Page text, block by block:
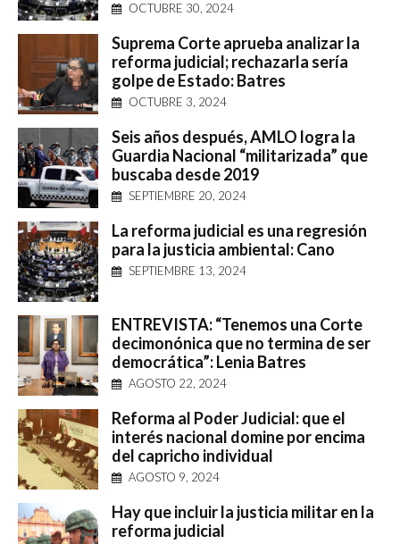
OCTUBRE 30, 2024
Suprema Corte aprueba analizar la
reforma judicial; rechazarla sería
golpe de Estado: Batres
OCTUBRE 3, 2024
Seis años después, AMLO logra la
Guardia Nacional “militarizada” que
buscaba desde 2019
SEPTIEMBRE 20, 2024
La reforma judicial es una regresión
para la justicia ambiental: Cano
SEPTIEMBRE 13, 2024
ENTREVISTA: “Tenemos una Corte
decimonónica que no termina de ser
democrática”: Lenia Batres
AGOSTO 22, 2024
Reforma al Poder Judicial: que el
interés nacional domine por encima
del capricho individual
AGOSTO 9, 2024
Hay que incluir la justicia militar en la
reforma judicial